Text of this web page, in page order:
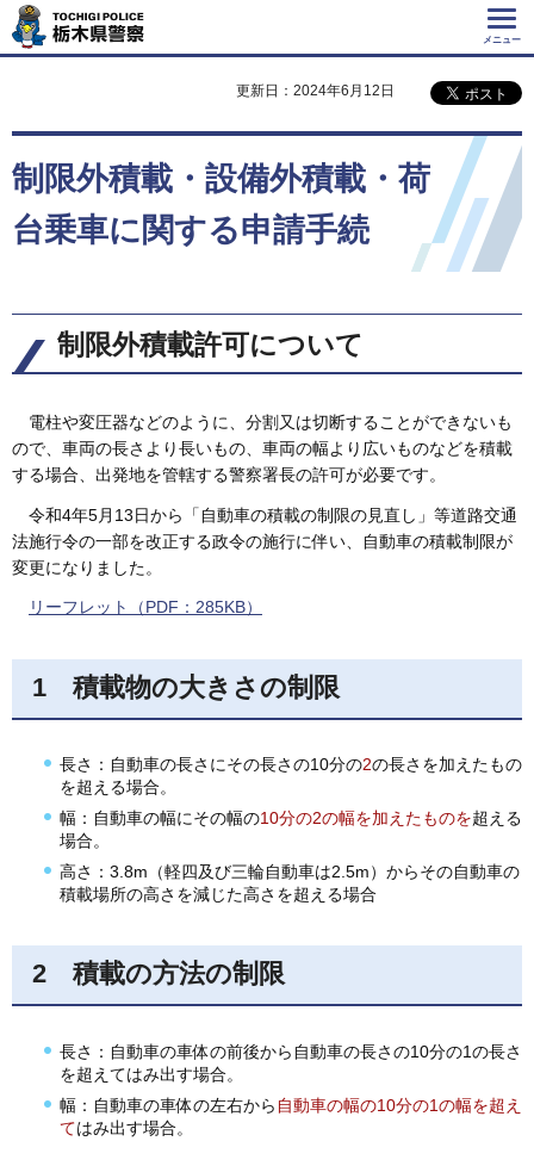
Tochigi Police 栃
木県警察
メニュー
更新日：2024年6月12日
制限外積載・設備外積載・荷
台乗車に関する申請手続
制限外積載許可について
電柱や変圧器などのように、分割又は切断することができないも
ので、車両の長さより長いもの、車両の幅より広いものなどを積載
する場合、出発地を管轄する警察署長の許可が必要です。
令和4年5月13日から「自動車の積載の制限の見直し」等道路交通
法施行令の一部を改正する政令の施行に伴い、自動車の積載制限が
変更になりました。
リーフレット（PDF：285KB）
1 積載物の大きさの制限
長さ：自動車の長さにその長さの10分の2の長さを加えたもの
を超える場合。
幅：自動車の幅にその幅の10分の2の幅を加えたものを超える
場合。
高さ：3.8m（軽四及び三輪自動車は2.5m）からその自動車の
積載場所の高さを減じた高さを超える場合
2 積載の方法の制限
長さ：自動車の車体の前後から自動車の長さの10分の1の長さ
を超えてはみ出す場合。
幅：自動車の車体の左右から 自動車の幅の10分の1の幅を超え
てはみ出す場合。